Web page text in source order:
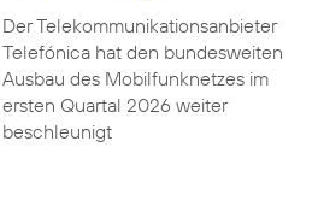
Der Telekommunikationsanbieter
Telefónica hat den bundesweiten
Ausbau des Mobilfunknetzes im
ersten Quartal 2026 weiter
beschleunigt